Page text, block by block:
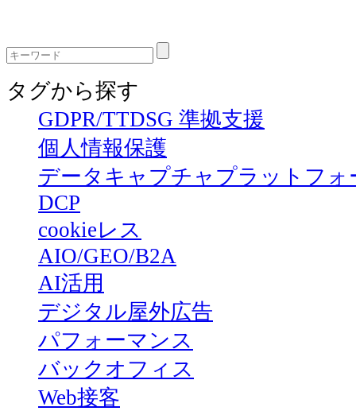
タグから探す
GDPR/TTDSG 準拠支援
個人情報保護
データキャプチャプラットフォ
DCP
cookieレス
AIO/GEO/B2A
AI活用
デジタル屋外広告
パフォーマンス
バックオフィス
Web接客